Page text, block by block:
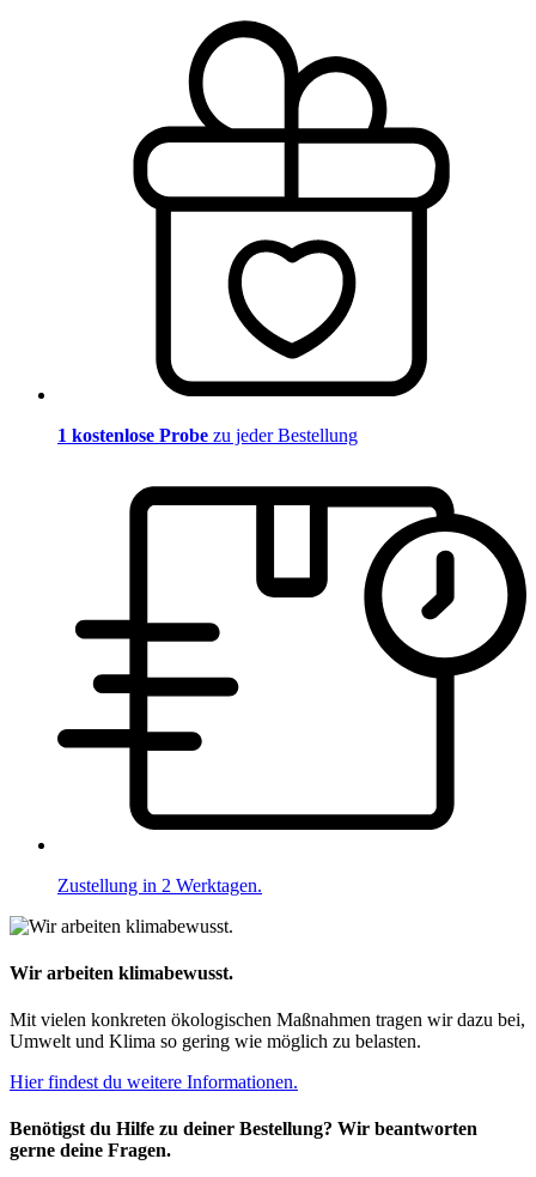
1 kostenlose Probe zu jeder Bestellung
Zustellung in 2 Werktagen.
Wir arbeiten klimabewusst.
Mit vielen konkreten ökologischen Maßnahmen tragen wir dazu bei,
Umwelt und Klima so gering wie möglich zu belasten.
Hier findest du weitere Informationen.
Benötigst du Hilfe zu deiner Bestellung? Wir beantworten
gerne deine Fragen.